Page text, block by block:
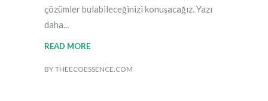
çözümler bulabileceğinizi konuşacağız. Yazı
daha
READ MORE
BY THEECOESSENCE.COM